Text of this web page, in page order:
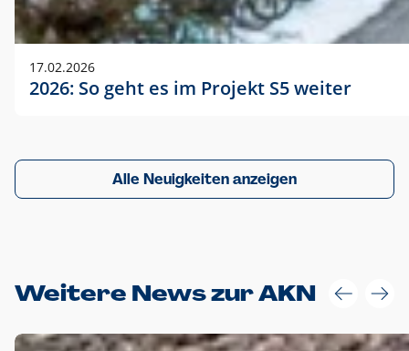
17.02.2026
2026: So geht es im Projekt S5 weiter
Alle Neuigkeiten anzeigen
Weitere News zur AKN